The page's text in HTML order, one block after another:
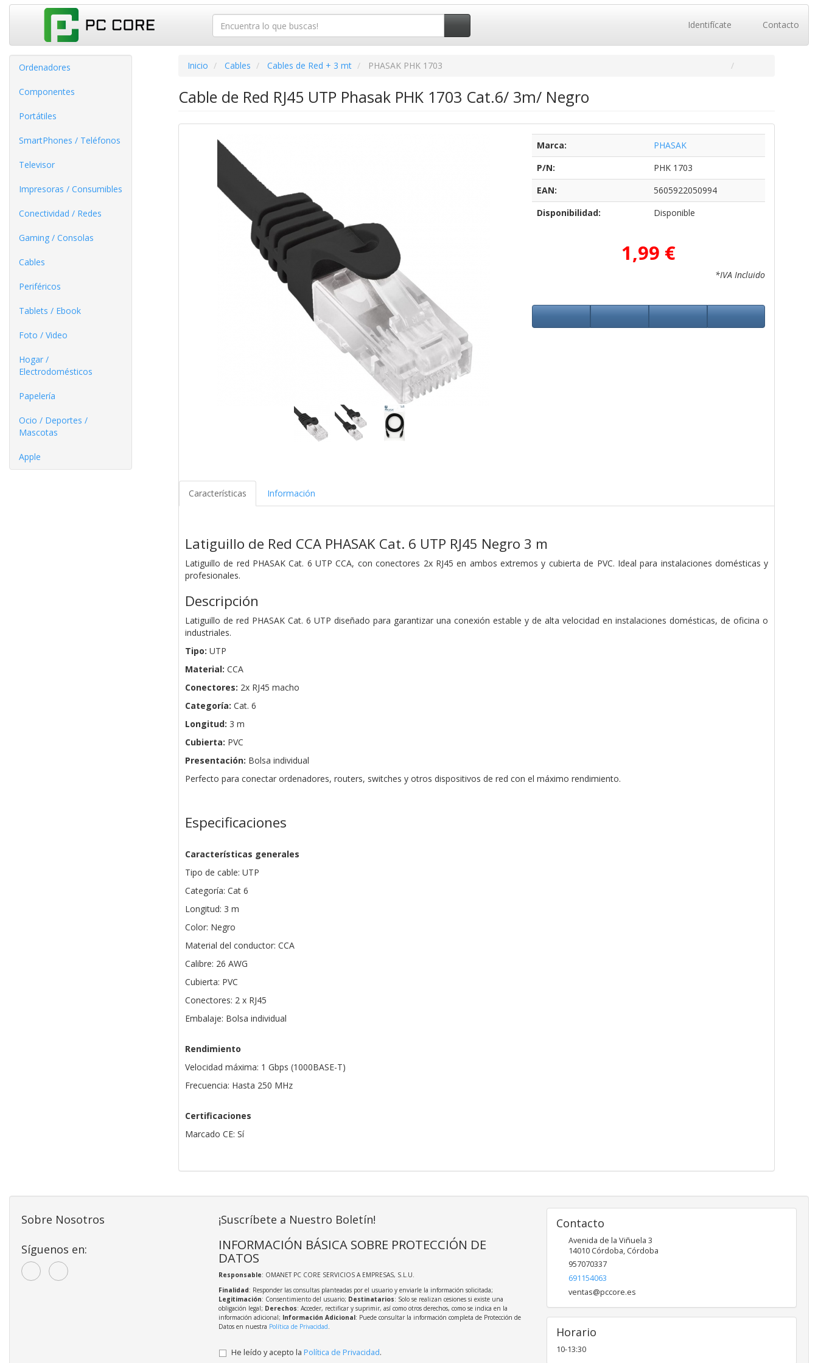
Identifícate Contacto
Ordenadores
Componentes
Portátiles
SmartPhones / Teléfonos
Televisor
Impresoras / Consumibles
Conectividad / Redes
Gaming / Consolas
Cables
Periféricos
Tablets / Ebook
Foto / Video
Hogar /
Electrodomésticos
Papelería
Ocio / Deportes /
Mascotas
Apple
Inicio Cables Cables de Red + 3 mt PHASAK PHK 1703
Cable de Red RJ45 UTP Phasak PHK 1703 Cat.6/ 3m/ Negro
Marca:
PHASAK
P/N:
PHK 1703
EAN:
5605922050994
Disponibilidad:
Disponible
1,99 €
*IVA Incluido
Características Información
Latiguillo de Red CCA PHASAK Cat. 6 UTP RJ45 Negro 3 m
Latiguillo de red PHASAK Cat. 6 UTP CCA, con conectores 2x RJ45 en ambos extremos y cubierta de PVC. Ideal para instalaciones domésticas y
profesionales.
Descripción
Latiguillo de red PHASAK Cat. 6 UTP diseñado para garantizar una conexión estable y de alta velocidad en instalaciones domésticas, de oficina o
industriales.
Tipo: UTP
Material: CCA
Conectores: 2x RJ45 macho
Categoría: Cat. 6
Longitud: 3 m
Cubierta: PVC
Presentación: Bolsa individual
Perfecto para conectar ordenadores, routers, switches y otros dispositivos de red con el máximo rendimiento.
Especificaciones
Características generales
Tipo de cable: UTP
Categoría: Cat 6
Longitud: 3 m
Color: Negro
Material del conductor: CCA
Calibre: 26 AWG
Cubierta: PVC
Conectores: 2 x RJ45
Embalaje: Bolsa individual
Rendimiento
Velocidad máxima: 1 Gbps (1000BASE-T)
Frecuencia: Hasta 250 MHz
Certificaciones
Marcado CE: Sí
Sobre Nosotros
Síguenos en:
¡Suscríbete a Nuestro Boletín!
INFORMACIÓN BÁSICA SOBRE PROTECCIÓN DE
DATOS
Responsable: OMANET PC CORE SERVICIOS A EMPRESAS, S.L.U.
Finalidad: Responder las consultas planteadas por el usuario y enviarle la información solicitada;
Legitimación: Consentimiento del usuario; Destinatarios: Solo se realizan cesiones si existe una
obligación legal; Derechos: Acceder, rectificar y suprimir, así como otros derechos, como se indica en la
información adicional; Información Adicional: Puede consultar la información completa de Protección de
Datos en nuestra Política de Privacidad.
He leído y acepto la Política de Privacidad.
Contacto
Avenida de la Viñuela 3
14010 Córdoba, Córdoba
957070337
691154063
ventas@pccore.es
Horario
10-13:30